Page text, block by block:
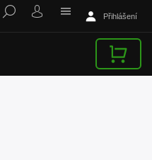
Přihlášení